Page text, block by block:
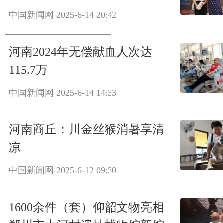
中国新闻网 2025-6-14 20:42
河南2024年无偿献血人次达
115.7万
中国新闻网 2025-6-14 14:33
河南商丘：川金丝猴消暑享清
凉
中国新闻网 2025-6-12 09:30
1600余件（套）仰韶文物亮相